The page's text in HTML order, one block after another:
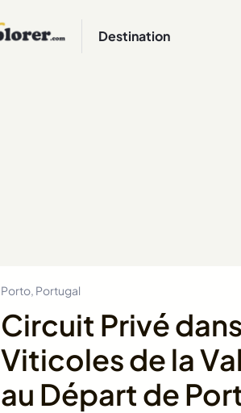
Destination
Porto, Portugal
Circuit Privé
Viticoles de la
au Départ de